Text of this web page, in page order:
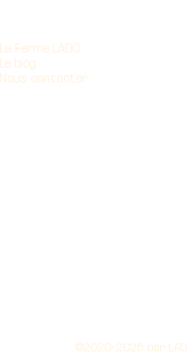
La Ferme LADC
Le blog
Nous contacter
©2020-2026 par